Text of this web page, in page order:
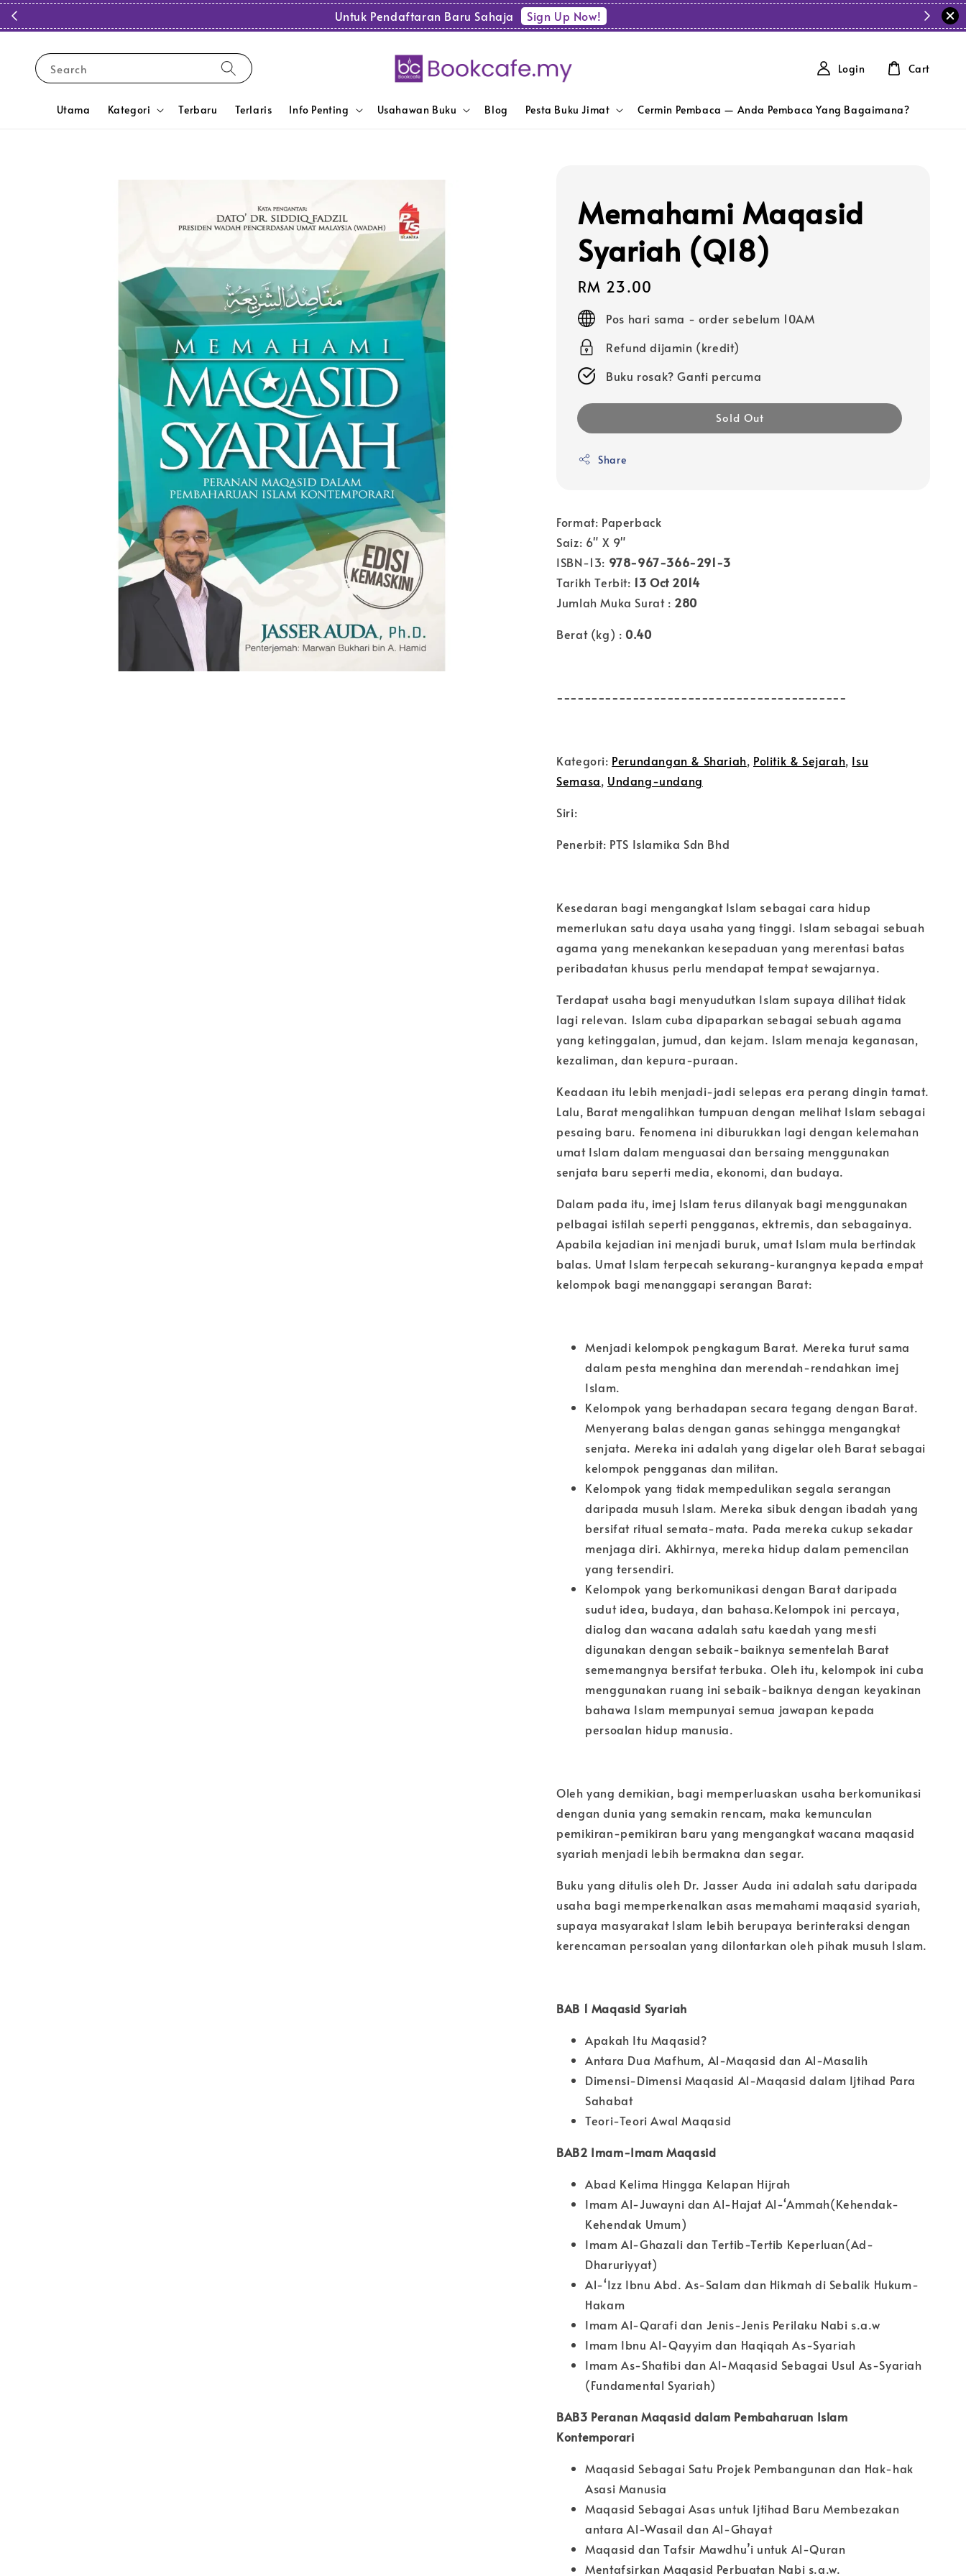
Untuk Pendaftaran Baru Sahaja Sign Up Now!
Search
Utama Kategori Terbaru Terlaris Info Penting Usahawan Buku Blog Pesta Buku Jimat Cermin Pembaca — Anda Pembaca Yang Bagaimana?
Login Cart
Memahami Maqasid
Syariah (Q18)
Regular
price
RM 23.00
Pos hari sama - order sebelum 10AM
Refund dijamin (kredit)
Buku rosak? Ganti percuma
Sold Out
Share
Format: Paperback
Saiz: 6" X 9"
ISBN-13: 978-967-366-291-3
Tarikh Terbit: 13 Oct 2014
Jumlah Muka Surat : 280
Berat (kg) : 0.40
------------------------------------------
Kategori: Perundangan & Shariah, Politik & Sejarah, Isu
Semasa, Undang-undang
Siri:
Penerbit: PTS Islamika Sdn Bhd
Kesedaran bagi mengangkat Islam sebagai cara hidup
memerlukan satu daya usaha yang tinggi. Islam sebagai sebuah
agama yang menekankan kesepaduan yang merentasi batas
peribadatan khusus perlu mendapat tempat sewajarnya.
Terdapat usaha bagi menyudutkan Islam supaya dilihat tidak
lagi relevan. Islam cuba dipaparkan sebagai sebuah agama
yang ketinggalan, jumud, dan kejam. Islam menaja keganasan,
kezaliman, dan kepura-puraan.
Keadaan itu lebih menjadi-jadi selepas era perang dingin tamat.
Lalu, Barat mengalihkan tumpuan dengan melihat Islam sebagai
pesaing baru. Fenomena ini diburukkan lagi dengan kelemahan
umat Islam dalam menguasai dan bersaing menggunakan
senjata baru seperti media, ekonomi, dan budaya.
Dalam pada itu, imej Islam terus dilanyak bagi menggunakan
pelbagai istilah seperti pengganas, ektremis, dan sebagainya.
Apabila kejadian ini menjadi buruk, umat Islam mula bertindak
balas. Umat Islam terpecah sekurang-kurangnya kepada empat
kelompok bagi menanggapi serangan Barat:
Menjadi kelompok pengkagum Barat. Mereka turut sama
dalam pesta menghina dan merendah-rendahkan imej
Islam.
Kelompok yang berhadapan secara tegang dengan Barat.
Menyerang balas dengan ganas sehingga mengangkat
senjata. Mereka ini adalah yang digelar oleh Barat sebagai
kelompok pengganas dan militan.
Kelompok yang tidak mempedulikan segala serangan
daripada musuh Islam. Mereka sibuk dengan ibadah yang
bersifat ritual semata-mata. Pada mereka cukup sekadar
menjaga diri. Akhirnya, mereka hidup dalam pemencilan
yang tersendiri.
Kelompok yang berkomunikasi dengan Barat daripada
sudut idea, budaya, dan bahasa.Kelompok ini percaya,
dialog dan wacana adalah satu kaedah yang mesti
digunakan dengan sebaik-baiknya sementelah Barat
sememangnya bersifat terbuka. Oleh itu, kelompok ini cuba
menggunakan ruang ini sebaik-baiknya dengan keyakinan
bahawa Islam mempunyai semua jawapan kepada
persoalan hidup manusia.
Oleh yang demikian, bagi memperluaskan usaha berkomunikasi
dengan dunia yang semakin rencam, maka kemunculan
pemikiran-pemikiran baru yang mengangkat wacana maqasid
syariah menjadi lebih bermakna dan segar.
Buku yang ditulis oleh Dr. Jasser Auda ini adalah satu daripada
usaha bagi memperkenalkan asas memahami maqasid syariah,
supaya masyarakat Islam lebih berupaya berinteraksi dengan
kerencaman persoalan yang dilontarkan oleh pihak musuh Islam.
BAB 1 Maqasid Syariah
Apakah Itu Maqasid?
Antara Dua Mafhum, Al-Maqasid dan Al-Masalih
Dimensi-Dimensi Maqasid Al-Maqasid dalam Ijtihad Para
Sahabat
Teori-Teori Awal Maqasid
BAB2 Imam-Imam Maqasid
Abad Kelima Hingga Kelapan Hijrah
Imam Al-Juwayni dan Al-Hajat Al-‘Ammah(Kehendak-
Kehendak Umum)
Imam Al-Ghazali dan Tertib-Tertib Keperluan(Ad-
Dharuriyyat)
Al-‘Izz Ibnu Abd. As-Salam dan Hikmah di Sebalik Hukum-
Hakam
Imam Al-Qarafi dan Jenis-Jenis Perilaku Nabi s.a.w
Imam Ibnu Al-Qayyim dan Haqiqah As-Syariah
Imam As-Shatibi dan Al-Maqasid Sebagai Usul As-Syariah
(Fundamental Syariah)
BAB3 Peranan Maqasid dalam Pembaharuan Islam
Kontemporari
Maqasid Sebagai Satu Projek Pembangunan dan Hak-hak
Asasi Manusia
Maqasid Sebagai Asas untuk Ijtihad Baru Membezakan
antara Al-Wasail dan Al-Ghayat
Maqasid dan Tafsir Mawdhu’i untuk Al-Quran
Mentafsirkan Maqasid Perbuatan Nabi s.a.w.